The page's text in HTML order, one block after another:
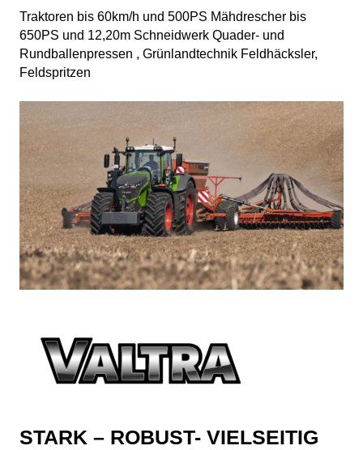
Traktoren bis 60km/h und 500PS Mähdrescher bis
650PS und 12,20m Schneidwerk Quader- und
Rundballenpressen , Grünlandtechnik Feldhäcksler,
Feldspritzen
STARK – ROBUST- VIELSEITIG